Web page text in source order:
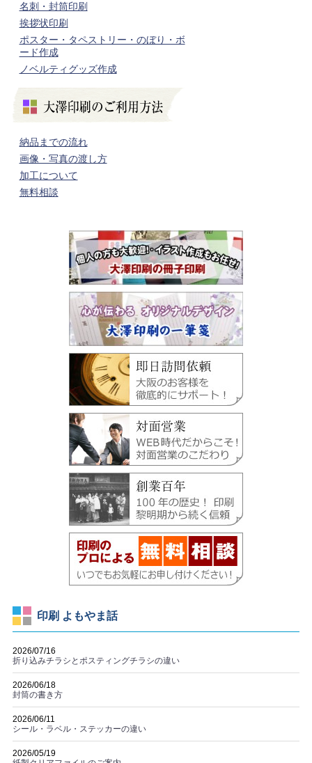
名刺・封筒印刷
挨拶状印刷
ポスター・タペストリー・のぼり・ボ
ード作成
ノベルティグッズ作成
納品までの流れ
画像・写真の渡し方
加工について
無料相談
印刷 よもやま話
2026/07/16
折り込みチラシとポスティングチラシの違い
2026/06/18
封筒の書き方
2026/06/11
シール・ラベル・ステッカーの違い
2026/05/19